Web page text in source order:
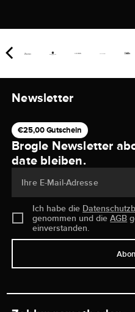
Newsletter
€25,00 Gutschein
Brogle Newsletter
date bleiben.
Ihre E-Mail-Adresse
Ich habe die
genommen und dieAGB
einverstanden.